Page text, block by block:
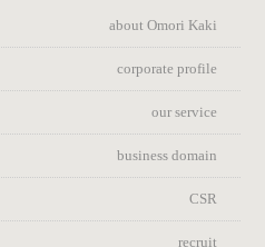
about Omori Kaki
corporate profile
our service
business domain
CSR
recruit